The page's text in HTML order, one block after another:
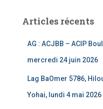
Articles récents
AG : ACJBB – ACIP
mercredi 24 juin 2026
Lag BaOmer 5786,
Yohai, lundi 4 mai 2026